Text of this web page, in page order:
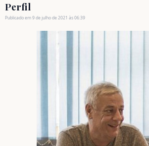
Perfil
Publicado em 9 de julho de 2021 às 06:39